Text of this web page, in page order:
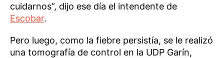
cuidarnos”, dijo ese día el intendente de
Escobar.
Pero luego, como la fiebre persistía, se le realizó
una tomografía de control en la UDP Garín,